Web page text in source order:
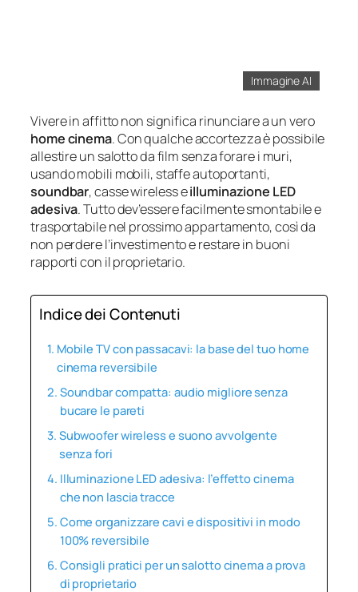
Immagine AI
Vivere in affitto non significa rinunciare a un vero
home cinema. Con qualche accortezza è possibile
allestire un salotto da film senza forare i muri,
usando mobili mobili, staffe autoportanti,
soundbar, casse wireless eilluminazione LED
adesiva. Tutto dev’essere facilmente smontabile e
trasportabile nel prossimo appartamento, così da
non perdere l’investimento e restare in buoni
rapporti con il proprietario.
Indice dei Contenuti
Mobile TV con passacavi: la base del tuo home
cinema reversibile
Soundbar compatta: audio migliore senza
bucare le pareti
Subwoofer wireless e suono avvolgente
senza fori
Illuminazione LED adesiva: l’effetto cinema
che non lascia tracce
Come organizzare cavi e dispositivi in modo
100% reversibile
Consigli pratici per un salotto cinema a prova
di proprietario